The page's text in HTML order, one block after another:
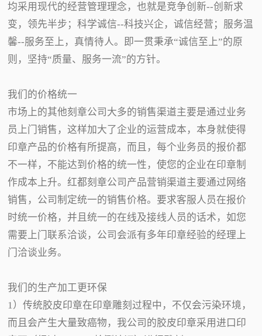
均采用现代的经营管理理念，也就是竞争创新--创新求
变，领先半步；科学诚信--科技兴企，诚信经营；服务温
馨--服务至上，真情待人。即一贯秉承“诚信至上”的原
则，坚持“质量、服务一流”的方针。
我们的价格统一
市场上的其他刻章公司大多的销售渠道主要是通过业务
员上门销售，这样加大了企业的运营成本，本身就使得
印章产品的价格有所提高，而且，每个业务员的报价都
不一样，不能达到价格的统一性，使您的企业在印章制
作成本上升。红都刻章公司产品营销渠道主要通过网络
销售，公司制定统一的销售价格。要求客服人员在报价
时统一价格，并且统一的在线及接线人员的话术，如您
需要上门联系洽谈，公司会派有多年印章经验的经理上
门洽谈业务。
我们的生产加工更环保
1）传统胶皮印章在印章雕刻过程中，不仅会污染环境，
而且会产生大量致癌物，我公司的胶皮印章采用进口印